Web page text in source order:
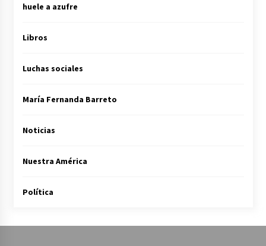
huele a azufre
Libros
Luchas sociales
María Fernanda Barreto
Noticias
Nuestra América
Política